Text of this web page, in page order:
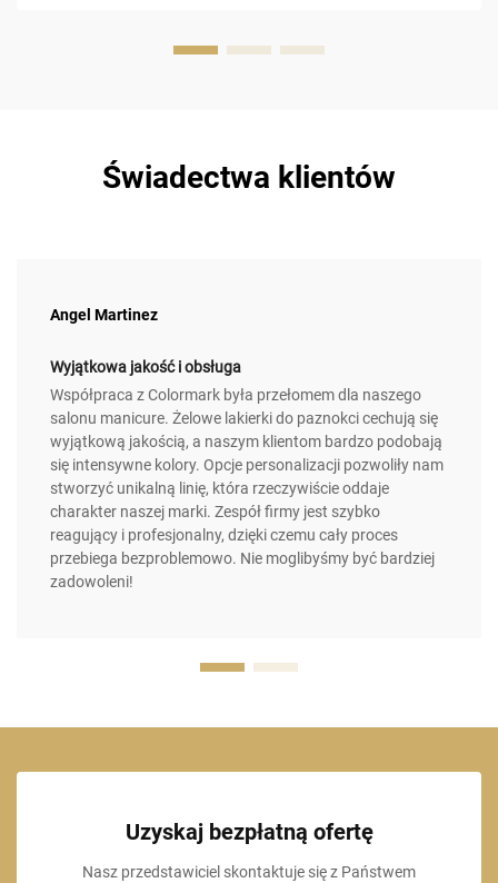
Świadectwa klientów
Angel Martinez
Wyjątkowa jakość i obsługa
Współpraca z Colormark była przełomem dla naszego
salonu manicure. Żelowe lakierki do paznokci cechują się
wyjątkową jakością, a naszym klientom bardzo podobają
się intensywne kolory. Opcje personalizacji pozwoliły nam
stworzyć unikalną linię, która rzeczywiście oddaje
charakter naszej marki. Zespół firmy jest szybko
reagujący i profesjonalny, dzięki czemu cały proces
przebiega bezproblemowo. Nie moglibyśmy być bardziej
zadowoleni!
Uzyskaj bezpłatną ofertę
Nasz przedstawiciel skontaktuje się z Państwem